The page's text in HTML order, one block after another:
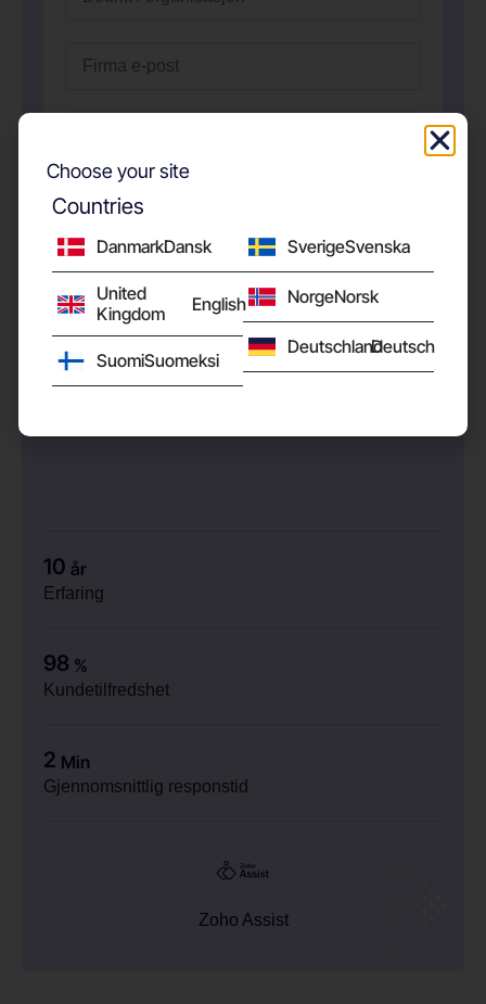
Jeg godtar NetDefender-vilkårene
Send inn
10 år
Erfaring
98 %
Kundetilfredshet
2 Min
Gjennomsnittlig responstid
Zoho Assist
Choose your site
Countries
DanmarkDansk
United
Kingdom
English
SuomiSuomeksi
SverigeSvenska
NorgeNorsk
DeutschlandDeutsch